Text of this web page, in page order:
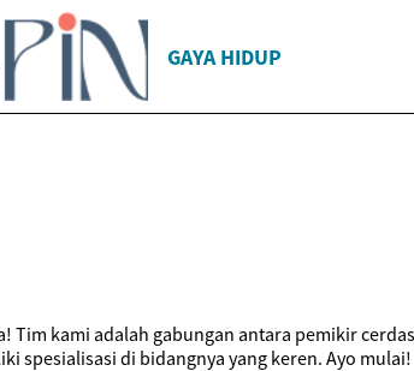
GAYA HIDUP
kami adalah gabungan antara pemikir
spesialisasi di bidangnya yang keren. Ayo mulai!